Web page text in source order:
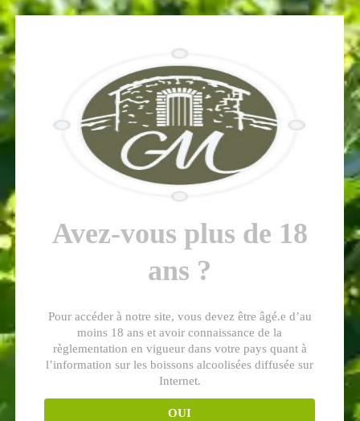
Voici le seul résultat
Cuvée Ninon –
66,00
Avez-vous plus de 18
ans ?
Pour accéder à notre site, vous devez être âgé.e d’au
moins 18 ans et avoir connaissance de la
règlementation en vigueur dans votre pays quant à
l’information sur les boissons alcoolisées diffusée sur
Internet.
OUI